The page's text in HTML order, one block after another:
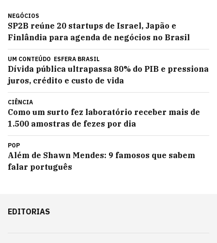
NEGÓCIOS
SP2B reúne 20 startups de Israel, Japão e
Finlândia para agenda de negócios no Brasil
UM CONTEÚDO ESFERA BRASIL
Dívida pública ultrapassa 80% do PIB e pressiona
juros, crédito e custo de vida
CIÊNCIA
Como um surto fez laboratório receber mais de
1.500 amostras de fezes por dia
POP
Além de Shawn Mendes: 9 famosos que sabem
falar português
EDITORIAS